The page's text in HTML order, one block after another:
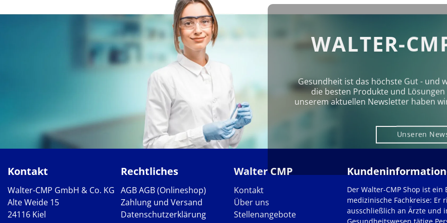
WALTER-
Gesundheit ist das höchste Gut - und
die besten Produkte und
unserem aktuellen Newsletter haben
Unseren
Kontakt
Walter-CMP GmbH & Co. KG
Alte Weide 15
24116 Kiel
Rechtliches
AGBAGB (Onlineshop)
Zahlung und Versand
Datenschutzerklärung
Walter CMP
Kontakt
Über uns
Stellenangebote
Der Walter-CMP Shop ist ein
medizinische Fachkreise: Er
ausschließlich an Ärzte und